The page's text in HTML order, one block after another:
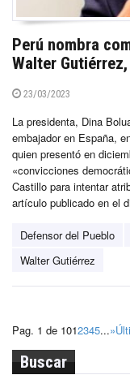
Perú nombra
Walter
23/03/2023
La presidenta, Dina
embajador en España,
quien presentó en
«convicciones
Castillo para intentar
artículo publicado en el
Defensor del Pueblo
Walter Gutiérrez
Pag. 1 de 1012345...»
Buscar